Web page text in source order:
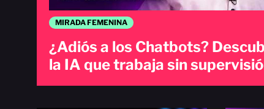
MIRADA FEMENINA
¿Adiós a los Chatbots?
la IA que trabaja sin